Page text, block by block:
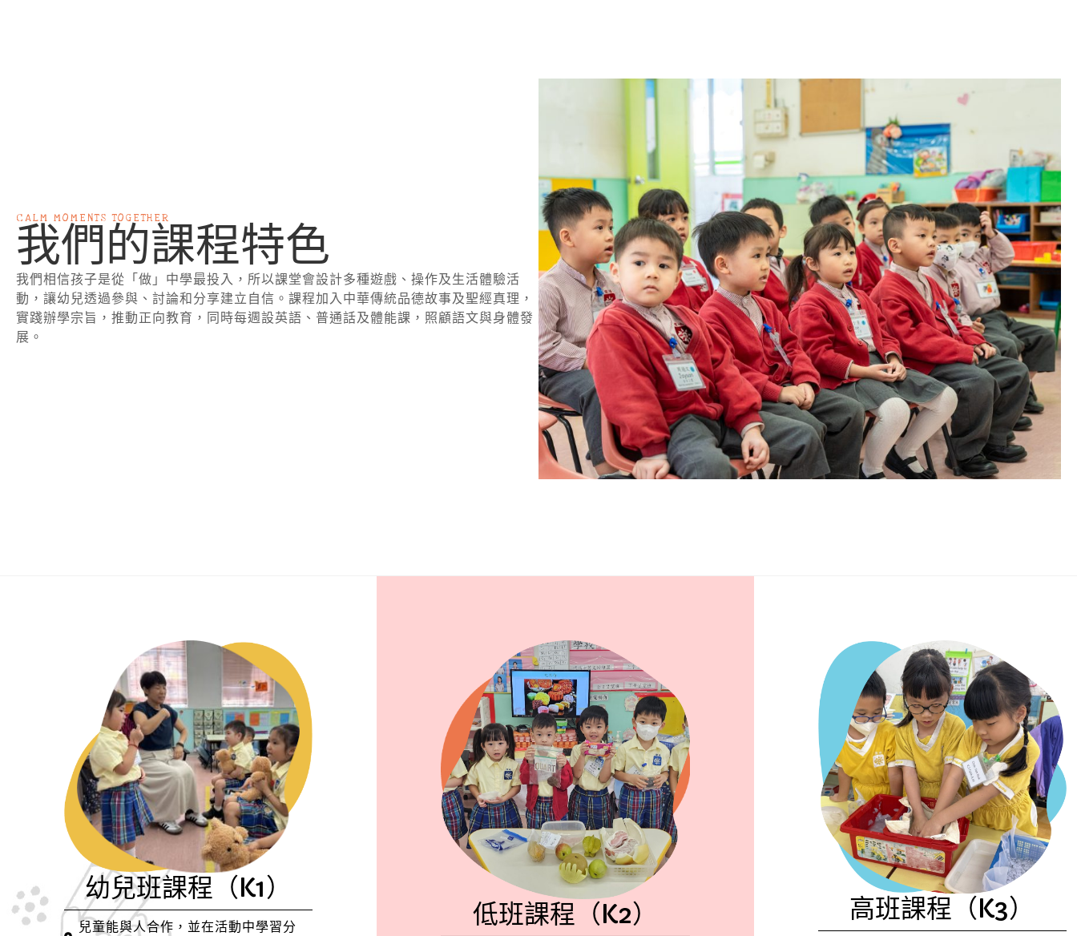
CALM MOMENTS TOGETHER
我們的課程特色
我們相信孩子是從「做」中學最投入，所以課堂會設計多種遊戲、操作及生活體驗活
動，讓幼兒透過參與、討論和分享建立自信。課程加入中華傳統品德故事及聖經真理，
實踐辦學宗旨，推動正向教育，同時每週設英語、普通話及體能課，照顧語文與身體發
展。
幼兒班課程（K1）
兒童能與人合作，並在活動中學習分
低班課程（K2） 高班課程（K3）